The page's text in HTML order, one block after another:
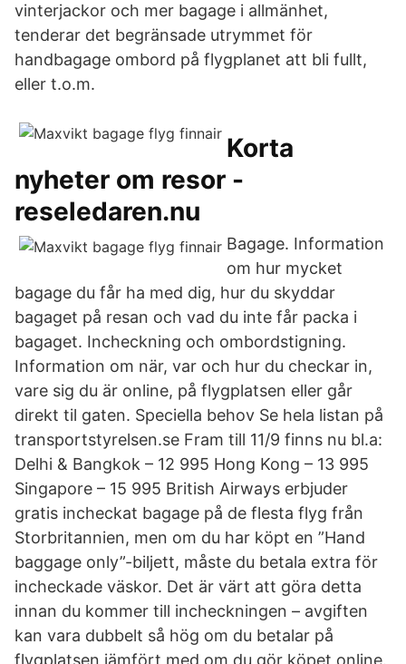
vinterjackor och mer bagage i allmänhet,
tenderar det begränsade utrymmet för
handbagage ombord på flygplanet att bli fullt,
eller t.o.m.
Korta
nyheter om resor -
reseledaren.nu
Bagage. Information
om hur mycket
bagage du får ha med dig, hur du skyddar
bagaget på resan och vad du inte får packa i
bagaget. Incheckning och ombordstigning.
Information om när, var och hur du checkar in,
vare sig du är online, på flygplatsen eller går
direkt til gaten. Speciella behov Se hela listan på
transportstyrelsen.se Fram till 11/9 finns nu bl.a:
Delhi & Bangkok – 12 995 Hong Kong – 13 995
Singapore – 15 995 British Airways erbjuder
gratis incheckat bagage på de flesta flyg från
Storbritannien, men om du har köpt en ”Hand
baggage only”-biljett, måste du betala extra för
incheckade väskor. Det är värt att göra detta
innan du kommer till incheckningen – avgiften
kan vara dubbelt så hög om du betalar på
flygplatsen jämfört med om du gör köpet online.